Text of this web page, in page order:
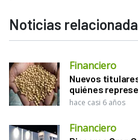
Noticias
Financiero
Nuevos
quiénes
hace casi 6 años
Financiero